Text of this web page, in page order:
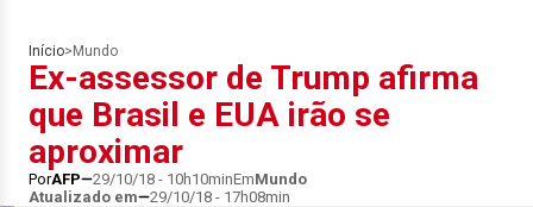
Início> Mundo
Ex-assessor de Trump afirma
que Brasil e EUA irão se
aproximar
PorAFP 29/10/18 - 10h10minEmMundo
Atualizado em
29/10/18 - 17h08min